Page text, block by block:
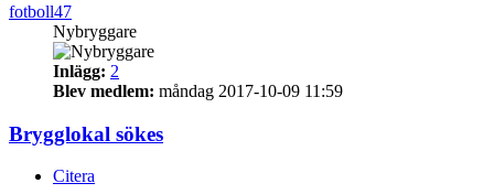
fotboll47
Nybryggare
Inlägg: 2
Blev medlem: måndag 2017-10-09 11:59
Brygglokal sökes
Citera